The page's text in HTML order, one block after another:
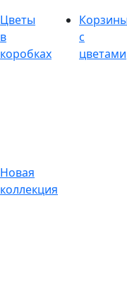
Цветы
в
коробках
с
цветами
Новая
коллекция